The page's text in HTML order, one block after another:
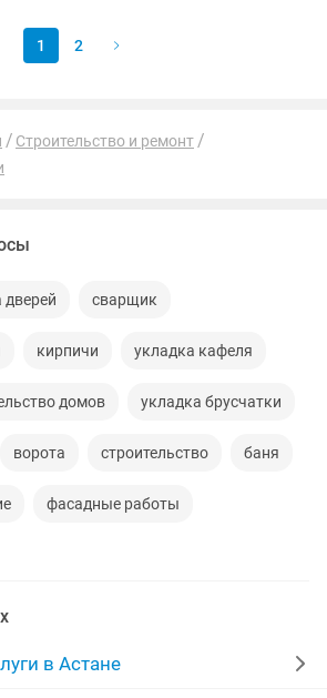
1 2
Строительство и ремонт
дверей сварщик
кирпичи укладка кафеля
домов укладка брусчатки
ворота строительство баня
фасадные работы
ремонт окон
в Астане